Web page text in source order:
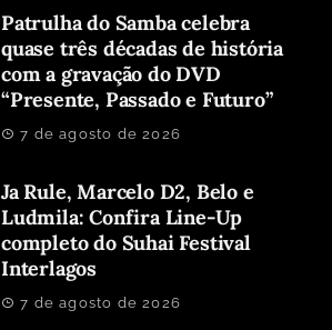
Patrulha do Samba celebra
quase três décadas de história
com a gravação do DVD
“Presente, Passado e Futuro”
7 de agosto de 2026
Ja Rule, Marcelo D2, Belo e
Ludmila: Confira Line-Up
completo do Suhai Festival
Interlagos
7 de agosto de 2026